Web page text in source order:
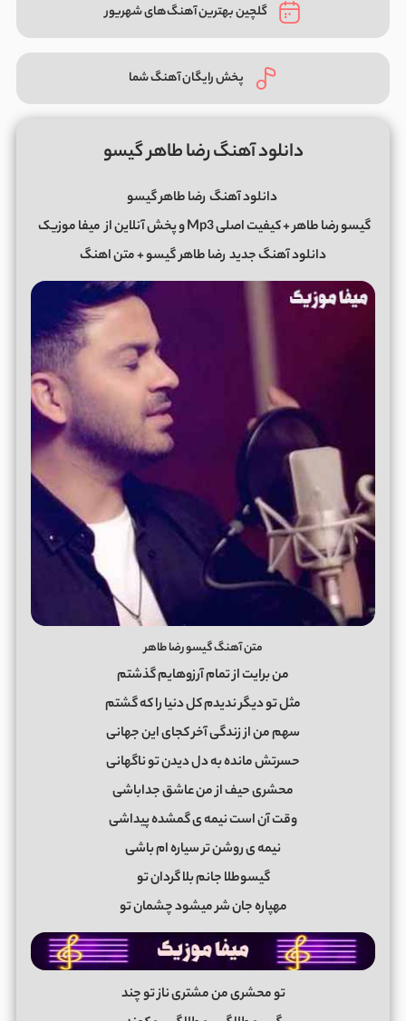
گلچین بهترین آهنگ‌های شهریور
پخش رایگان آهنگ شما
دانلود آهنگ رضا طاهر گیسو
دانلود آهنگ رضا طاهر گیسو
گیسو رضا طاهر + کیفیت اصلی Mp3 و پخش آنلاین از
میفا موزیک
دانلود آهنگ جدید رضا طاهرگیسو + متن اهنگ
متن آهنگ گیسو رضا طاهر
من برایت از تمام آرزوهایم گذشتم
مثل تو دیگر ندیدم کل دنیا را که گشتم
سهم من از زندگی آخر کجای این جهانی
حسرتش مانده به دل دیدن تو ناگهانی
محشری حیف از من عاشق جداباشی
وقت آن است نیمه ی گمشده پیداشی
نیمه ی روشن تر سیاره ام باشی
گیسوطلا جانم بلا گردان تو
مهپاره جان شر میشود چشمان تو
تو محشری من مشتری ناز تو چند